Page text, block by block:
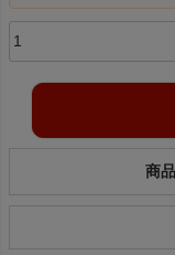
商